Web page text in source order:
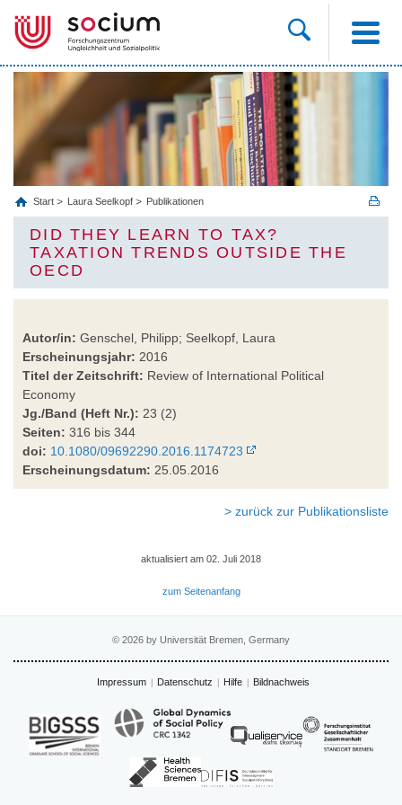
Start Laura Seelkopf Publikationen
DID THEY LEARN TO TAX?
TAXATION TRENDS OUTSIDE THE
OECD
Autor/in: Genschel, Philipp; Seelkopf, Laura
Erscheinungsjahr: 2016
Titel der Zeitschrift: Review of International Political
Economy
Jg./Band (Heft Nr.): 23 (2)
Seiten: 316 bis 344
doi: 10.1080/09692290.2016.1174723
Erscheinungsdatum: 25.05.2016
> zurück zur Publikationsliste
aktualisiert am 02. Juli 2018
zum Seitenanfang
© 2026 by Universität Bremen, Germany
Impressum Datenschutz Hilfe Bildnachweis